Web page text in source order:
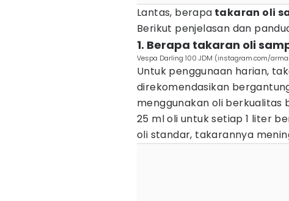
Lantas, berapa takaran oli
Berikut penjelasan dan
1. Berapa takaran oli
Vespa Darling 100 JDM (instagram.com/
Untuk penggunaan harian,
direkomendasikan
menggunakan oli berkualitas
25 ml oli untuk setiap 1 liter
oli standar, takarannya